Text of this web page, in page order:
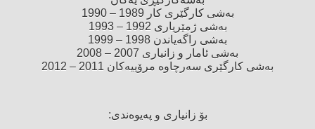
بەشی كارگێری كار 1989 – 1990
بەشی ژمێریاری 1992 – 1993
بەشی راگەیاندن 1998 – 1999
بەشی ئامار و زانیاری 2007 – 2008
بەشی كارگێری سەرچاوە مرۆییەكان 2011 – 2012
بۆ زانیاری و په‌یوه‌ندی: